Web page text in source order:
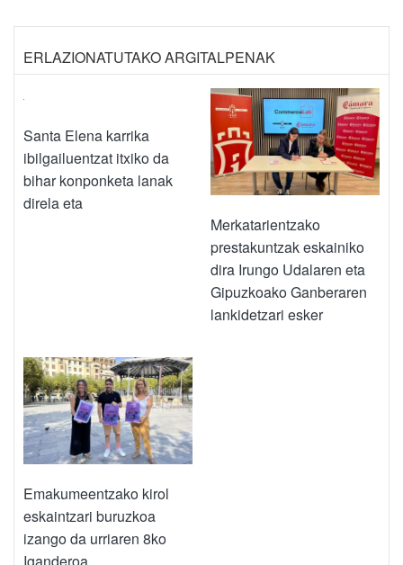
ERLAZIONATUTAKO ARGITALPENAK
Santa Elena karrika
ibilgailuentzat itxiko da
bihar konponketa lanak
direla eta
Merkatarientzako
prestakuntzak eskainiko
dira Irungo Udalaren eta
Gipuzkoako Ganberaren
lankidetzari esker
Emakumeentzako kirol
eskaintzari buruzkoa
izango da urriaren 8ko